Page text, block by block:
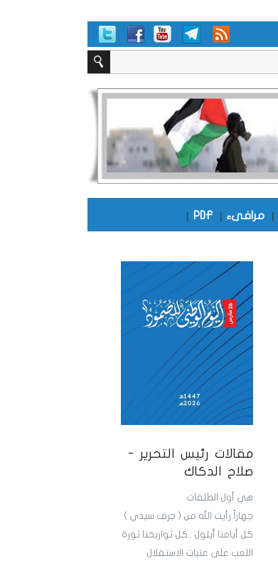
| مرافىء |
PDF
|
مقالات رئيس التحرير -
صلاح الدكاك
هي أول الطلقات
جهاراً رأيت الله من ( جرف سيدي )
كل أيامنا أيلول ..كل تواريخنا ثورة
اللعب على عتبات الاستقلال